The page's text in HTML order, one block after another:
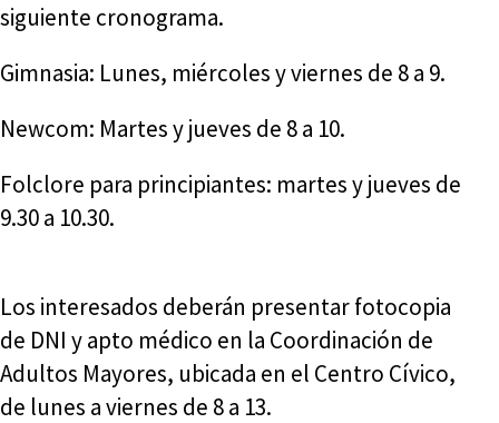
siguiente cronograma.
Gimnasia: Lunes, miércoles y viernes de 8 a 9.
Newcom: Martes y jueves de 8 a 10.
Folclore para principiantes: martes y jueves de
9.30 a 10.30.
Los interesados deberán presentar fotocopia
de DNI y apto médico en la Coordinación de
Adultos Mayores, ubicada en el Centro Cívico,
de lunes a viernes de 8 a 13.